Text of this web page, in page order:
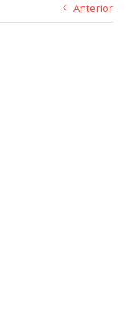
Anterior